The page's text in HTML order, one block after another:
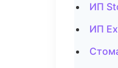
ИП
ИП